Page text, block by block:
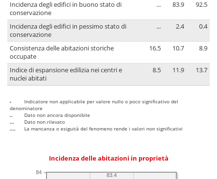
Incidenza degli edifici in buono stato di
conservazione
... 83.9 92.5
Incidenza degli edifici in pessimo stato di
conservazione
... 2.4 0.4
Consistenza delle abitazioni storiche
occupate
16.5 10.7 8.9
Indice di espansione edilizia nei centri e
nuclei abitati
8.5 11.9 13.7
-
Indicatore non applicabile per valore nullo o poco significativo del
denominatore
..
Dato non ancora disponibile
...
Dato non rilevato
....
La mancanza o esiguità del fenomeno rende i valori non significativi
Incidenza delle abitazioni in proprietà
84
83.4